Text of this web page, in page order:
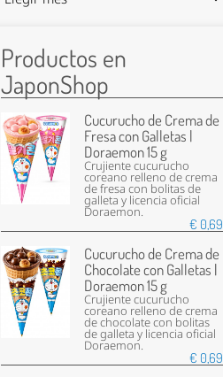
Productos en
JaponShop
Cucurucho de Crema de
Fresa con Galletas |
Doraemon 15 g
Crujiente cucurucho
coreano relleno de crema
de fresa con bolitas de
galleta y licencia oficial
Doraemon.
€ 0,69
Cucurucho de Crema de
Chocolate con Galletas |
Doraemon 15 g
Crujiente cucurucho
coreano relleno de crema
de chocolate con bolitas
de galleta y licencia oficial
Doraemon.
€ 0,69